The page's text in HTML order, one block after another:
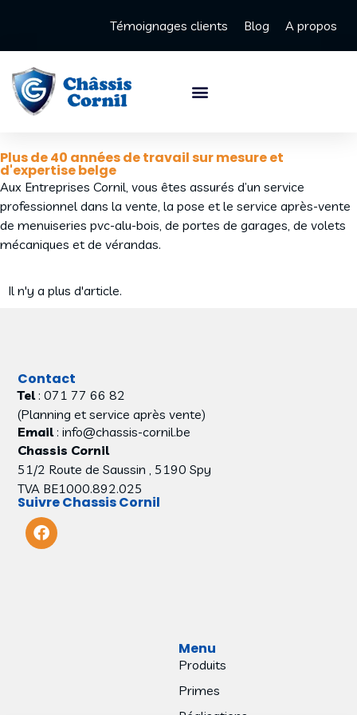
Témoignages clients Blog A propos
Plus de 40 années de travail sur mesure et
d'expertise belge
Aux Entreprises Cornil, vous êtes assurés d’un service
professionnel dans la vente, la pose et le service après-vente
de menuiseries pvc-alu-bois, de portes de garages, de volets
mécaniques et de vérandas.
Il n'y a plus d'article.
Menu
Produits
Primes
Contact
Tel: 071 77 66 82
(Planning et service après vente)
Email: info@chassis-cornil.be
Chassis Cornil
51/2 Route de Saussin , 5190 Spy
TVA BE1000.892.025
Suivre Chassis Cornil